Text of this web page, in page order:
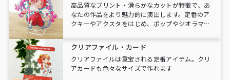
高品質なプリント・滑らかなカットが特徴で、あ
なたの作品をより魅力的に演出します。定番のア
クキーやアクスタをはじめ、ポップやジオラマ等
クリアファイル・カード
クリアファイルは重宝される定番アイテム。クリ
アカードも色々なサイズで作れます